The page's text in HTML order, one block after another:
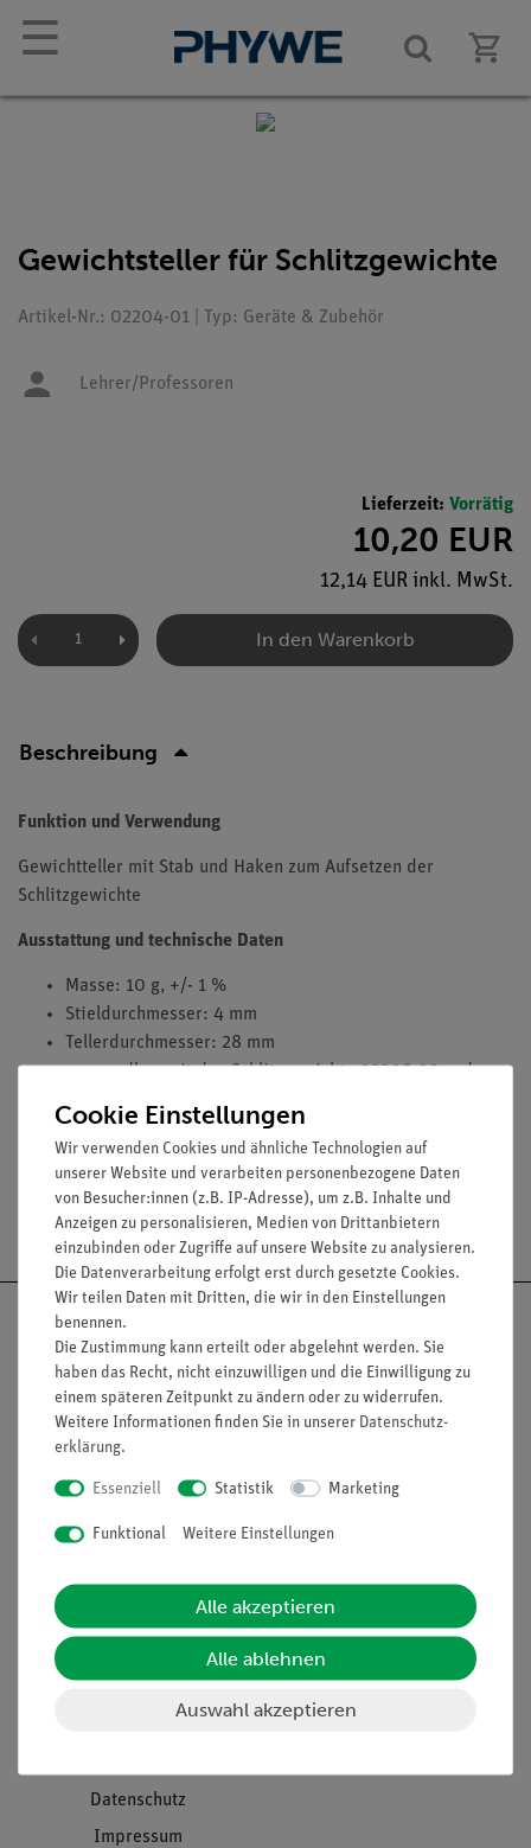
☰
Gewichtsteller für Schlitzgewichte
Artikel-Nr.: 02204-01 | Typ: Geräte & Zubehör
Lehrer/Professoren
Lieferzeit: Vorrätig
10,20 EUR
12,14 EUR inkl. MwSt.
In den Warenkorb
Beschreibung
Funktion und Verwendung
Gewichtteller mit Stab und Haken zum Aufsetzen der
Schlitzgewichte
Ausstattung und technische Daten
Masse: 10 g, +/- 1 %
Stieldurchmesser: 4 mm
Tellerdurchmesser: 28 mm
verwendbar mit den Schlitzgewichte 02205-03 und
Versandkostenfrei ab 300,- €
Nach oben
Informationen
Unternehmen
Projekte und Lösungen
Datenschutz
Impressum
Service
Übersicht Service
Beratung & Showroom
Inventarisierungs- &
Einräumservice
Inbetriebnahme & Schulungen
Cookie Einstellungen
Wir verwenden Cookies und ähnliche Technologien auf
unserer Website und verarbeiten personenbezogene Daten
von Besucher:innen (z.B. IP-Adresse), um z.B. Inhalte und
Anzeigen zu personalisieren, Medien von Drittanbietern
einzubinden oder Zugriffe auf unsere Website zu analysieren.
Die Datenverarbeitung erfolgt erst durch gesetzte Cookies.
Wir teilen Daten mit Dritten, die wir in den Einstellungen
benennen.
Die Zustimmung kann erteilt oder abgelehnt werden. Sie
haben das Recht, nicht einzuwilligen und die Einwilligung zu
einem späteren Zeitpunkt zu ändern oder zu widerrufen.
Weitere Informationen finden Sie in unserer Daten­schutz­
erklärung.
Essenziell Statistik Marketing
Funktional Weitere Einstellungen
Alle akzeptieren
Alle ablehnen
Auswahl akzeptieren